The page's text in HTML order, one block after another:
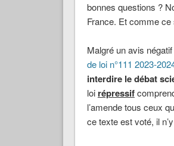
bonnes questions ?
France. Et comme
Malgré un avis
de loi n°111 2023-
interdire le débat
loi répressif
l’amende tous ceux
ce texte est voté, il